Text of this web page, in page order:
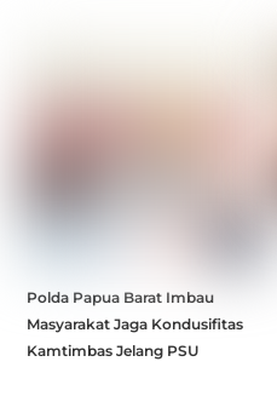
Polda Papua Barat Imbau
Masyarakat Jaga Kondusifitas
Kamtimbas Jelang PSU